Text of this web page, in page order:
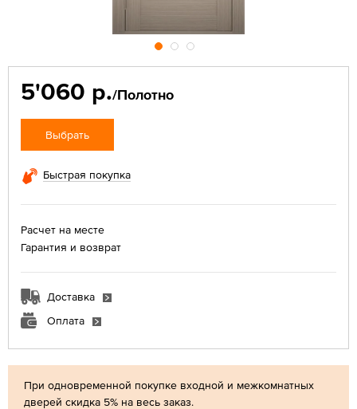
При одновременной покупке входной и межкомнатных
дверей скидка 5% на весь заказ.
5'060 р./Полотно
Выбрать
Быстрая покупка
Расчет на месте
Гарантия и возврат
Доставка
Оплата